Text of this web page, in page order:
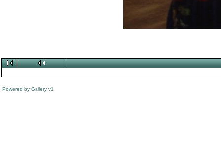
Powered by Gallery v1